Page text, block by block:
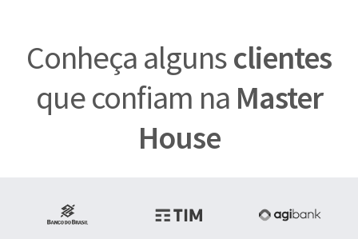
Conheça algunsclientes
que confiam na Master
House